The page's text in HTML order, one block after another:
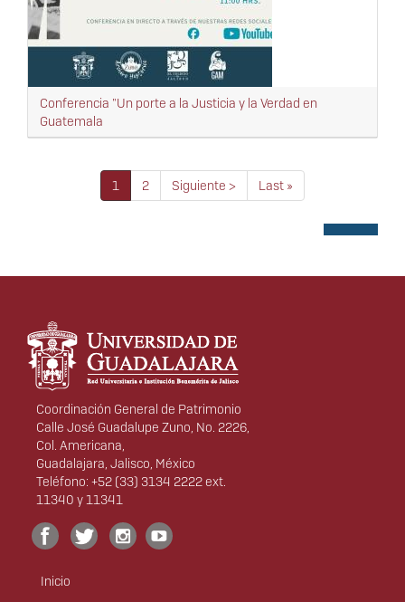
Conferencia "Un porte a la Justicia y la Verdad en
Guatemala
Paginación
Página
actual
1 Página
2
Siguiente
página
Siguiente >
Última
página
Last »
Información del portal
Coordinación General de Patrimonio
Calle José Guadalupe Zuno, No. 2226,
Col. Americana,
Guadalajara, Jalisco, México
Teléfono: +52 (33) 3134 2222 ext.
11340 y 11341
Menú
Inicio